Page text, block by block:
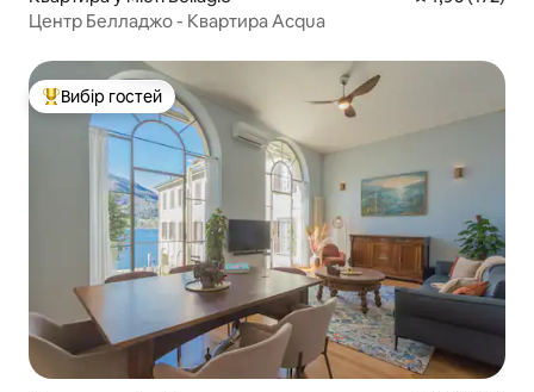
Центр Белладжо - Квартира Acqua
Топ вибір гостей
Вибір гостей